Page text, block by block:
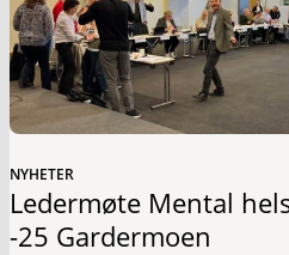
NYHETER
Ledermøte Mental
-25 Gardermoen